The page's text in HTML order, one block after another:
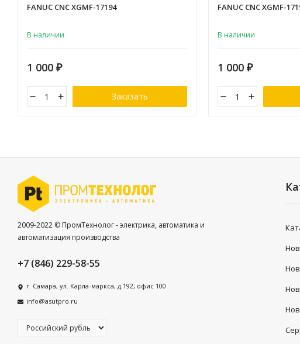
FANUC CNC XGMF-17194
В наличии
1 000 ₽
Заказать
FANUC CNC XGMF-
В наличии
1 000 ₽
2009-2022 © ПромТехнолог - электрика, автоматика и
автоматизация производства
+7 (846) 229-58-55
г. Самара, ул. Карла-маркса, д.192, офис 100
info@asutpro.ru